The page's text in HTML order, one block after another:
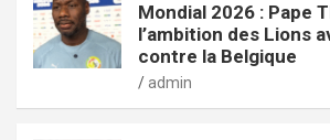
Mondial 2026 : Pape
l’ambition des Lions
contre la Belgique
admin